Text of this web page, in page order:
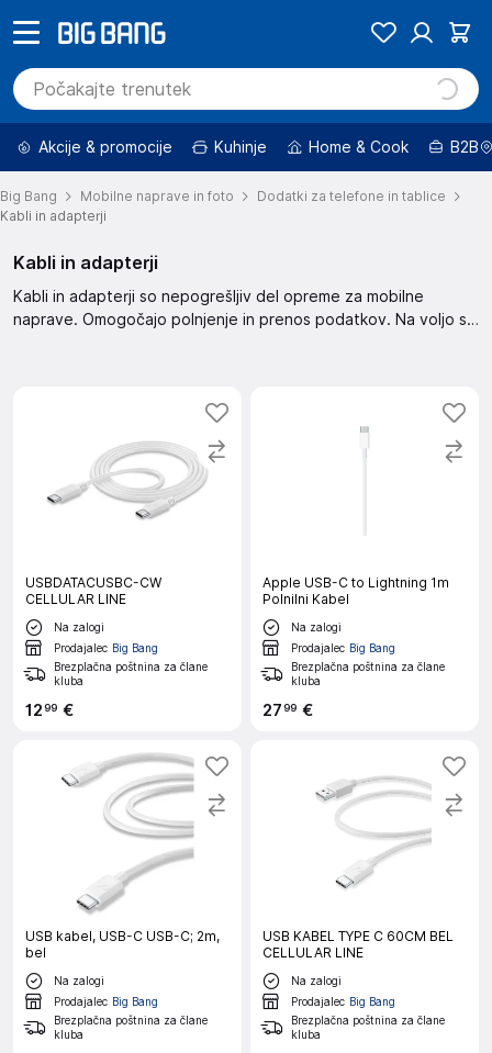
Akcije & promocije Kuhinje Home & Cook B2B
Big Bang Mobilne naprave in foto
Dodatki za telefone in tablice
Kabli in adapterji
Kabli in adapterji
Kabli in adapterji so nepogrešljiv del opreme za mobilne
naprave. Omogočajo polnjenje in prenos podatkov. Na voljo so
USBDATACUSBC-CW
CELLULAR LINE
Na zalogi
Prodajalec Big Bang
Brezplačna poštnina za člane
kluba
1299 €
Apple USB-C to Lightning 1m
Polnilni Kabel
Na zalogi
Prodajalec Big Bang
Brezplačna poštnina za člane
kluba
2799 €
USB kabel, USB-C USB-C; 2m,
bel
Na zalogi
Prodajalec Big Bang
Brezplačna poštnina za člane
kluba
USB KABEL TYPE C 60CM BEL
CELLULAR LINE
Na zalogi
Prodajalec Big Bang
Brezplačna poštnina za člane
kluba